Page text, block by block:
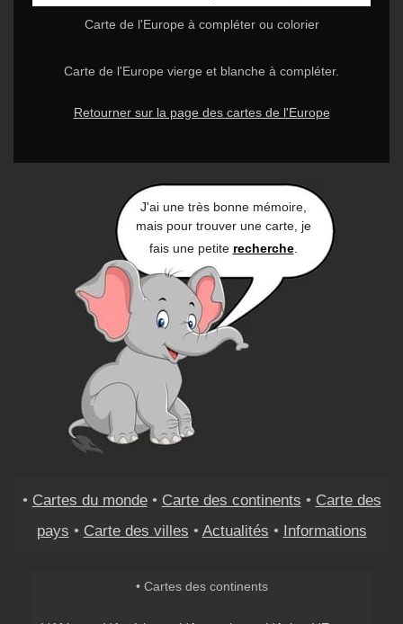
Carte de l'Europe à compléter ou colorier
Carte de l'Europe vierge et blanche à compléter.
Retourner sur la page des cartes de l'Europe
J'ai une très bonne mémoire,
mais pour trouver une carte, je
fais une petite recherche.
• Cartes du monde• Carte des continents • Carte des
pays • Carte des villes • Actualités • Informations
• Cartes des continents